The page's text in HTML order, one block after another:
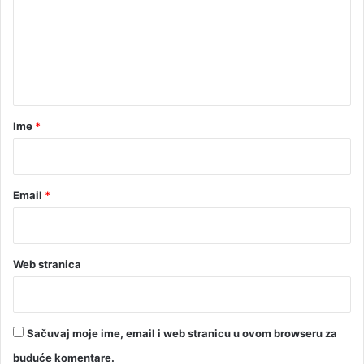
rIme *
Email *
Web stranica
Sačuvaj moje ime, email i web stranicu u ovom browseru za
buduće komentare.